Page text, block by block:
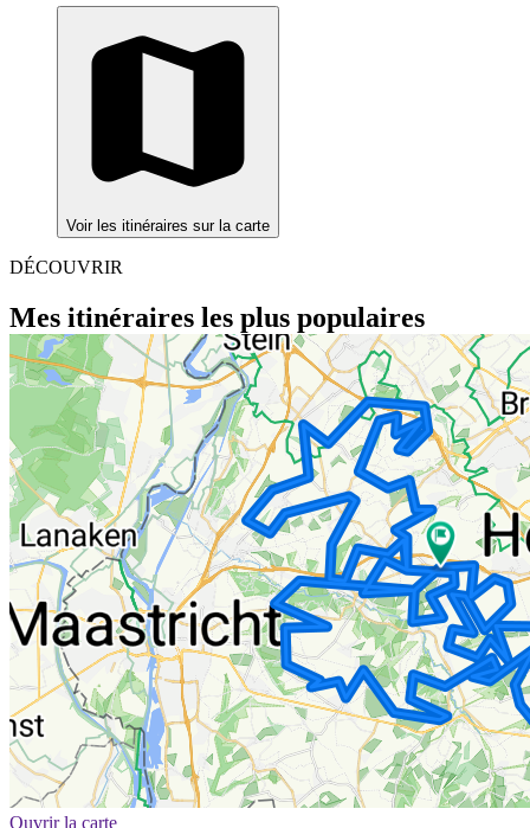
Voir les itinéraires sur la carte
DÉCOUVRIR
Mes itinéraires les plus populaires
Ouvrir la carte